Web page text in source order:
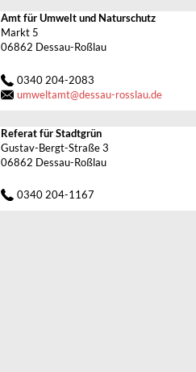
Amt für Umwelt und Naturschutz
Markt 5
06862 Dessau-Roßlau
0340 204-2083
umweltamt@dessau-rosslau.de
Referat für Stadtgrün
Gustav-Bergt-Straße 3
06862 Dessau-Roßlau
0340 204-1167